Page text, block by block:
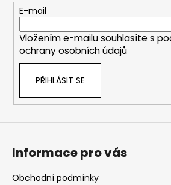
c
í
p
r
ý
p
E-mail
Vložením e-mailu souhlasíte s
ochrany osobních údajů
PŘIHLÁSIT SE
Informace pro vás
Obchodní podmínky